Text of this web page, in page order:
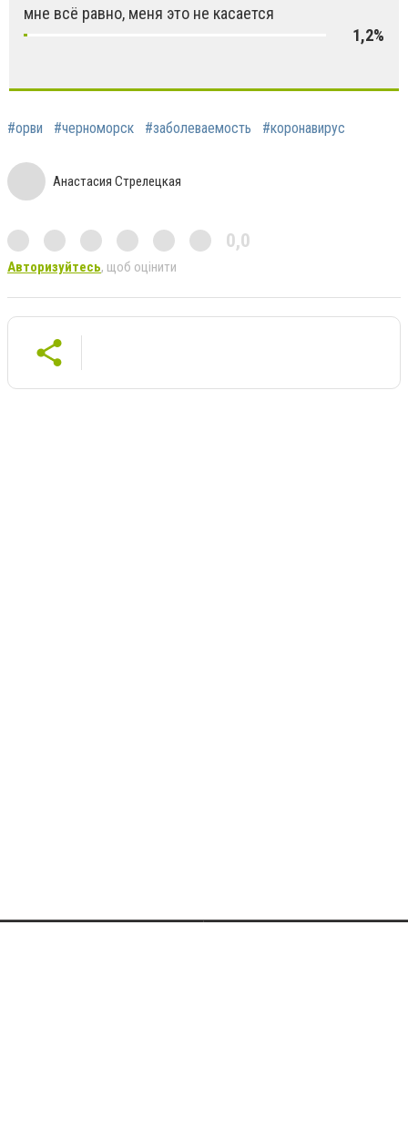
мне всё равно, меня это не касается
1,2%
#орви #черноморск #заболеваемость #коронавирус
Анастасия Стрелецкая
0,0
Авторизуйтесь, щоб оцінити